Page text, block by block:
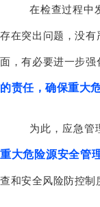
在检查过程中
存在突出问题，没
面，有必要进一步强
的责任，确保重大
为此，应急管
重大危险源安全管
查和安全风险防控制